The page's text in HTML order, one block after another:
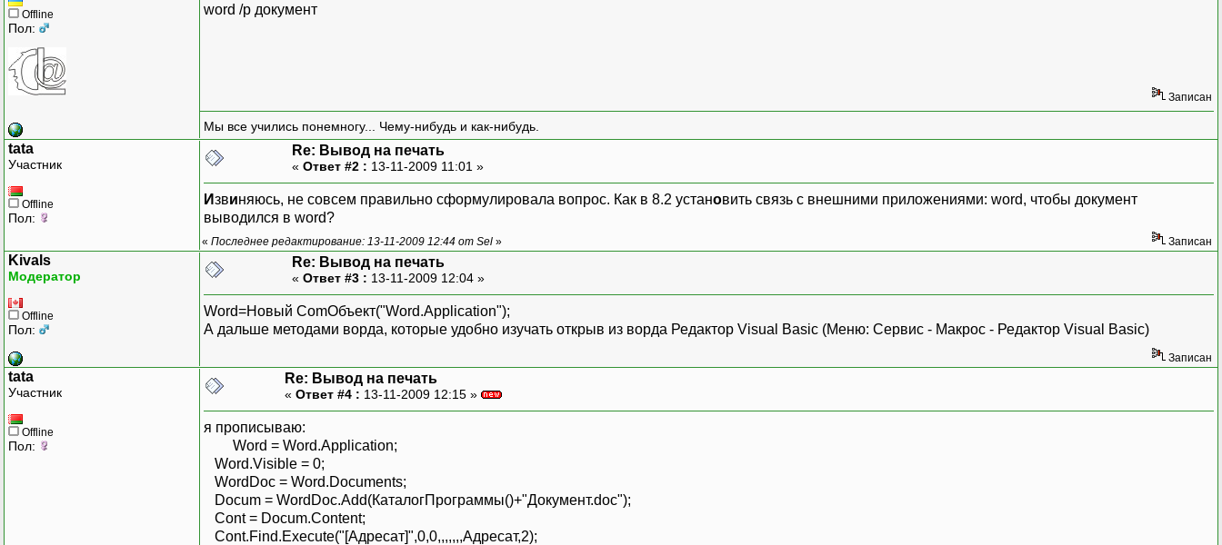
Offline
Пол:
word /p документ
Записан
Мы все учились понемногу... Чему-нибудь и как-нибудь.
tata
Участник
Offline
Пол:
Re: Вывод на печать
« Ответ #2 : 13-11-2009 11:01 »
Извиняюсь, не совсем правильно сформулировала вопрос. Как в 8.2 установить связь с внешними приложениями: word, чтобы документ
выводился в word?
« Последнее редактирование: 13-11-2009 12:44 от Sel » Записан
Kivals
Модератор
Offline
Пол:
Re: Вывод на печать
« Ответ #3 : 13-11-2009 12:04 »
Word=Новый ComОбъект("Word.Application");
А дальше методами ворда, которые удобно изучать открыв из ворда Редактор Visual Basic (Меню: Сервис - Макрос - Редактор Visual Basic)
Записан
tata
Участник
Offline
Пол:
Re: Вывод на печать
« Ответ #4 : 13-11-2009 12:15 »
я прописываю:
Word = Word.Application;
Word.Visible = 0;
WordDoc = Word.Documents;
Docum = WordDoc.Add(КаталогПрограммы()+"Документ.doс");
Cont = Docum.Content;
Cont.Find.Execute("[Адресат]",0,0,,,,,,,Адресат,2);